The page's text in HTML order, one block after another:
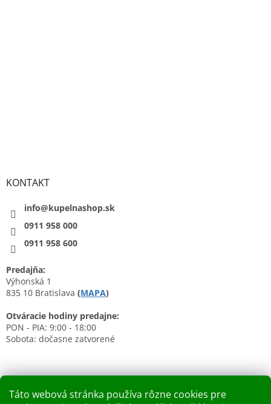
Táto webová stránka používa rôzne cookies pre
KONTAKT
info@kupelnashop.sk
0911 958 000
0911 958 600
Predajňa:
Výhonská 1
835 10 Bratislava (MAPA)
Otváracie hodiny predajne:
PON - PIA: 9:00 - 18:00
Sobota: dočasne zatvorené